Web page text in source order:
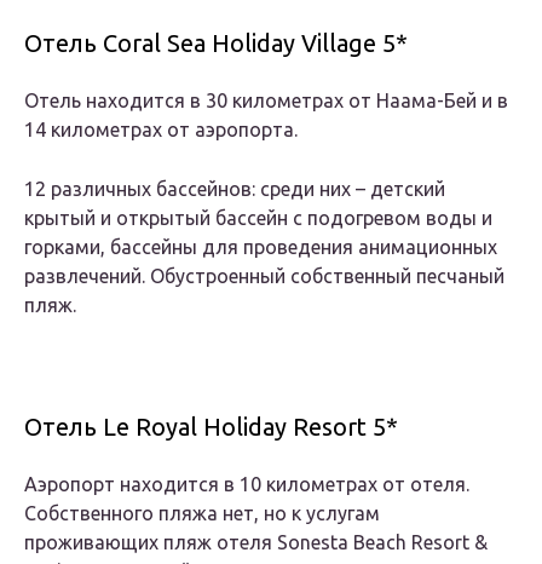
Отель Coral Sea Holiday Village 5*
Отель находится в 30 километрах от Наама-Бей и в
14 километрах от аэропорта.
12 различных бассейнов: среди них – детский
крытый и открытый бассейн с подогревом воды и
горками, бассейны для проведения анимационных
развлечений. Обустроенный собственный песчаный
пляж.
Отель Le Royal Holiday Resort 5*
Аэропорт находится в 10 километрах от отеля.
Собственного пляжа нет, но к услугам
проживающих пляж отеля Sonesta Beach Resort &